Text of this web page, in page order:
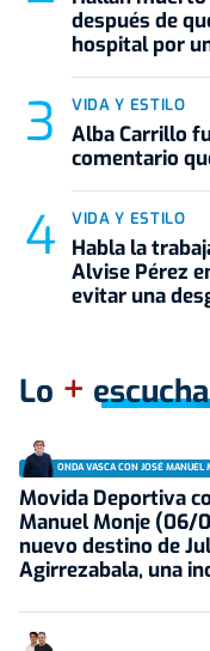
después de
hospital por
VIDA Y ESTILO
Alba Carrillo
comentario
VIDA Y ESTILO
Habla la
Alvise Pérez
evitar una
Lo +
ONDA VASCA CON JOSÉ MANUEL
Movida Deportiva
Manuel Monje (06/
nuevo destino de
Agirrezabala, una